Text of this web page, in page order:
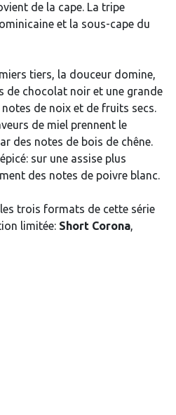
de la cape. La tripe
et la sous-cape du
tiers, la douceur domine,
de chocolat noir et une grande
de noix et de fruits secs.
de miel prennent le
des notes de bois de chêne.
sur une assise plus
des notes de poivre blanc.
trois formats de cette série
limitée: Short Corona,